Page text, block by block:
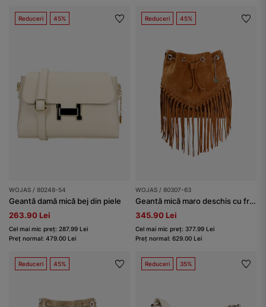
Reduceri 45%
WOJAS / 80248-54
Geantă damă mică bej din piele
263.90 Lei
Cel mai mic preț: 287.99 Lei
Preț normal: 479.00 Lei
Reduceri 45%
WOJAS / 80307-63
Geantă mică maro deschis cu franjuri damă
345.90 Lei
Cel mai mic preț: 377.99 Lei
Preț normal: 629.00 Lei
Reduceri 45% Reduceri 35%